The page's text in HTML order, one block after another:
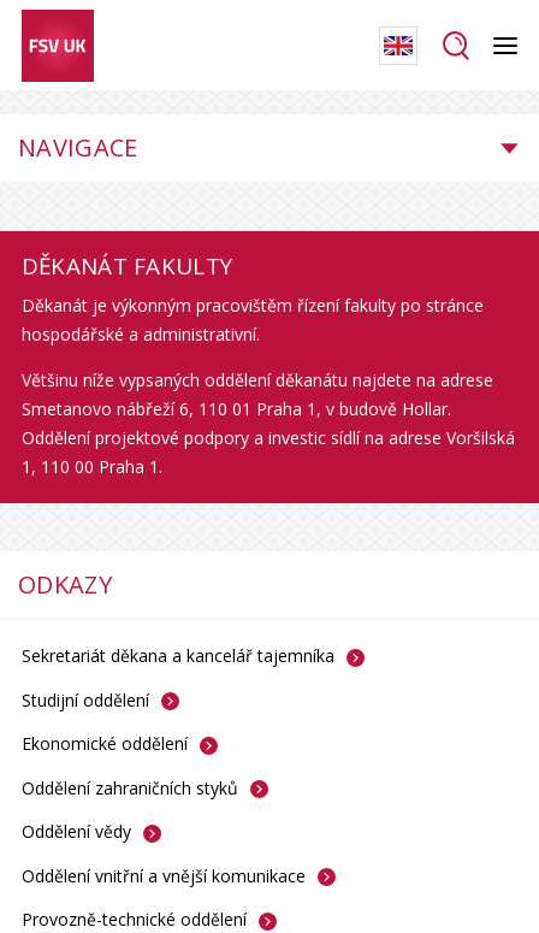
NAVIGACE
DĚKANÁT FAKULTY
Děkanát je výkonným pracovištěm řízení fakulty po stránce
hospodářské a administrativní.
Většinu níže vypsaných oddělení děkanátu najdete na adrese
Smetanovo nábřeží 6, 110 01 Praha 1, v budově Hollar.
Oddělení projektové podpory a investic sídlí na adrese Voršilská
1, 110 00 Praha 1.
ODKAZY
Sekretariát děkana a kancelářtajemníka
Studijníoddělení
Ekonomické oddělení
Oddělení zahraničních styků
Oddělenívědy
Oddělení vnitřní a vnějšíkomunikace
Provozně-technické oddělení